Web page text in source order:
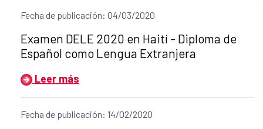
Fecha de publicación: 04/03/2020
Título del anuncio:
Examen DELE 2020 en Haití - Diploma de
Español como Lengua Extranjera
Leer más
Fecha de publicación: 14/02/2020